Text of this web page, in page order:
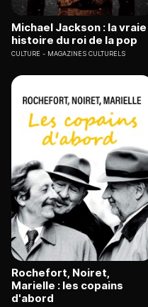
Michael Jackson : la vraie
histoire du roi de la pop
CULTURE MAGAZINES CULTURELS
Rochefort, Noiret,
Marielle : les copains
d'abord